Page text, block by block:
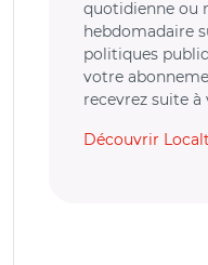
quotidienne ou
hebdomadaire
politiques
votre
recevrez suite
Découvrir